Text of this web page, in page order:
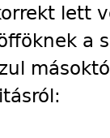
lett
a